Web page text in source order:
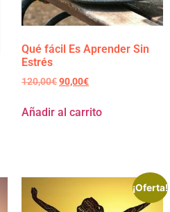
Qué fácil Es Aprender Sin
Estrés
120,00€90,00€
Añadir al carrito
¡Oferta!